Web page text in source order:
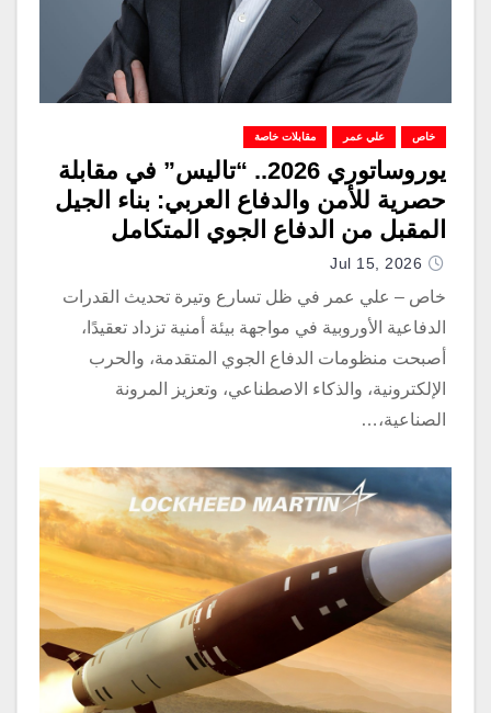
خاص علي عمر مقابلات خاصة
يوروساتوري 2026.. “تاليس” في مقابلة
حصرية للأمن والدفاع العربي: بناء الجيل
المقبل من الدفاع الجوي المتكامل
والتفوق في ساحة المعركة
Jul 15, 2026
خاص – علي عمر في ظل تسارع وتيرة تحديث القدرات
الدفاعية الأوروبية في مواجهة بيئة أمنية تزداد تعقيدًا،
أصبحت منظومات الدفاع الجوي المتقدمة، والحرب
الإلكترونية، والذكاء الاصطناعي، وتعزيز المرونة
الصناعية،…